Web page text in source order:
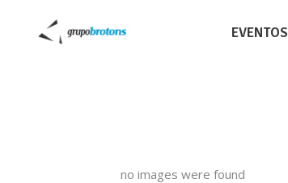
EVENTOS
no images were found